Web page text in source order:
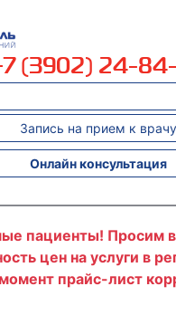
(3902) 24-
Запись на прием к врачу
Онлайн консультация
пациенты! Просим
цен на услуги в
прайс-лист